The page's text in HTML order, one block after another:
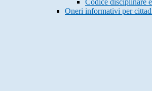
Codice disciplinare
Oneri informativi per